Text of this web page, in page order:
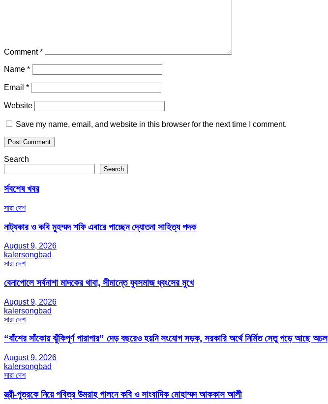
Comment*
Name *
Email *
Website
Save my name, email, and website in this browser for the next time I comment.
Search
Search
র্সবশেষ খবর
সারা দেশ
নাট্যকার ও কবি মুহম্মদ শফি এবারে পাচ্ছেন দ্যোতনা সাহিত্য পদক
August 9, 2026
kalersongbad
সারা দেশ
বেনাপোলে সর্বনাশা মাদকের থাবা, সীমান্তে যুবসমাজ ধ্বংসের মুখে
August 9, 2026
kalersongbad
সারা দেশ
“বাঁশের সাঁকোয় ঝুঁকিপূর্ণ পারাপার” দেড় বছরেও হয়নি সংযোগ সড়ক, সরকারি অর্থে নির্মিত সেতু পড়ে আছে অচল
August 9, 2026
kalersongbad
সারা দেশ
স্ত্রী-পুত্রকে নিয়ে পবিত্র উমরাহ পালনে কবি ও সাংবাদিক মোহাম্মদ আককাস আলী